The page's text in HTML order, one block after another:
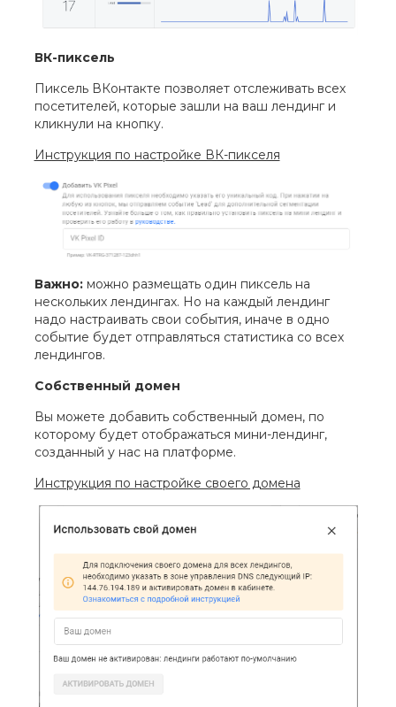
ВК-пиксель
Пиксель ВКонтакте позволяет отслеживать всех
посетителей, которые зашли на ваш лендинг и
кликнули на кнопку.
Инструкция по настройке ВК-пикселя
Важно:можно размещать один пиксель на
нескольких лендингах. Но на каждый лендинг
надо настраивать свои события, иначе в одно
событие будет отправляться статистика со всех
лендингов.
Собственный домен
Вы можете добавить собственный домен, по
которому будет отображаться мини-лендинг,
созданный у нас на платформе.
Инструкция по настройке своего домена